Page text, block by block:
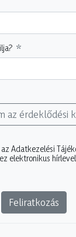
az érdeklődési
Adatkezelési
elektronikus
Feliratkozás